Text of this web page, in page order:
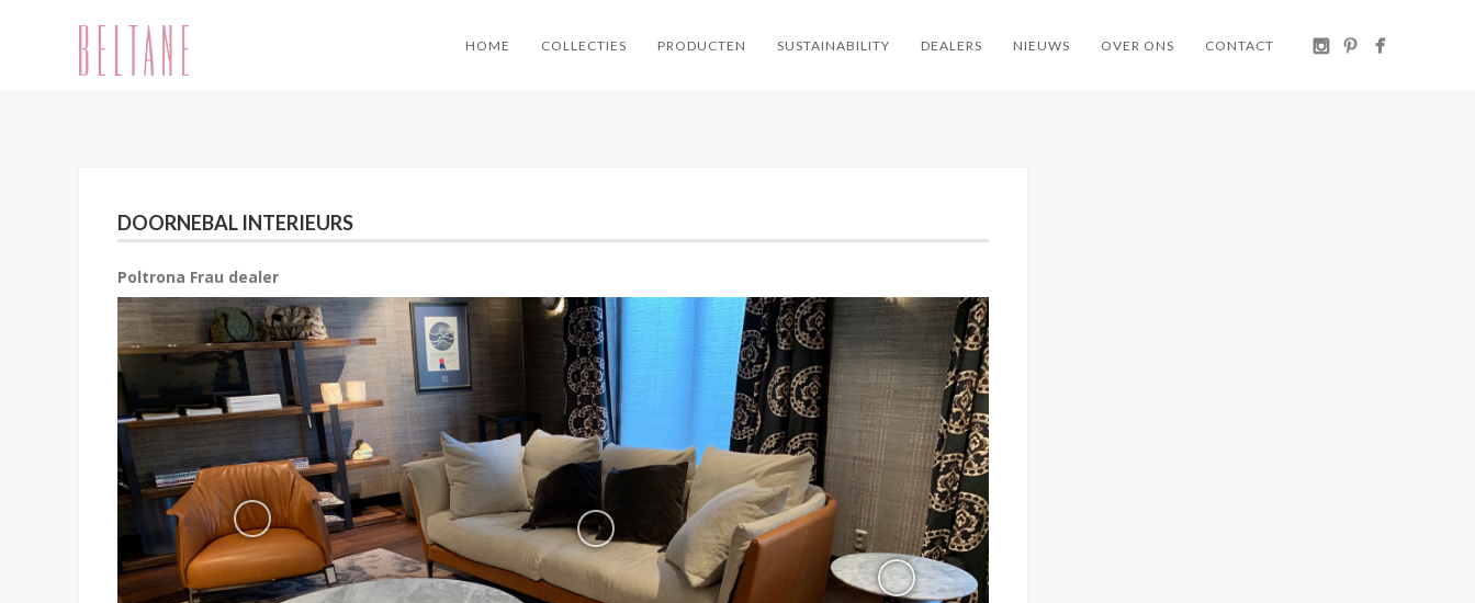
HOME COLLECTIES PRODUCTEN SUSTAINABILITY DEALERS NIEUWS OVER ONS CONTACT
DOORNEBAL INTERIEURS
Poltrona Frau dealer